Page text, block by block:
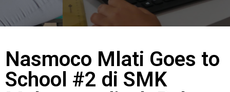
Nasmoco Mlati Goes to
School #2 di SMK